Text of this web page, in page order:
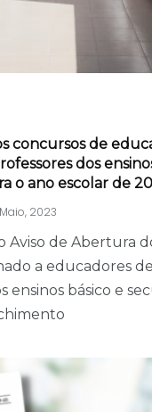
concursos de
dos
o ano escolar de
Maio, 2023
Aviso de Abertura
a educadores
ensinos básico e